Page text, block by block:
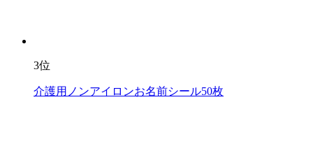
3位
介護用ノンアイロンお名前シール50枚